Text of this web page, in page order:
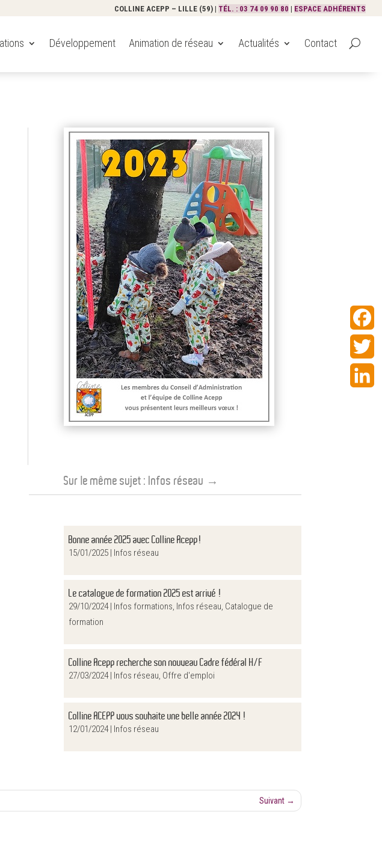
COLLINE ACEPP – LILLE (59) | TÉL. : 03 74 09 90 80 | ESPACE ADHÉRENTS
Développement Animation de réseau Actualités Contact
Sur le même sujet : Infos réseau →
Bonne année 2025 avec Colline Acepp!
15/01/2025 | Infos réseau
Le catalogue de formation 2025 est arrivé !
29/10/2024 | Infos formations, Infos réseau, Catalogue de
formation
Colline Acepp recherche son nouveau Cadre fédéral H/F
27/03/2024 | Infos réseau, Offre d'emploi
Colline ACEPP vous souhaite une belle année 2024 !
12/01/2024 | Infos réseau
Suivant→
Twitter